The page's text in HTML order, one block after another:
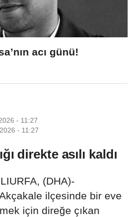
acı günü!
- 11:27
- 11:27
direkte asılı kaldı
(DHA)-
ilçesinde bir eve
için direğe çıkan